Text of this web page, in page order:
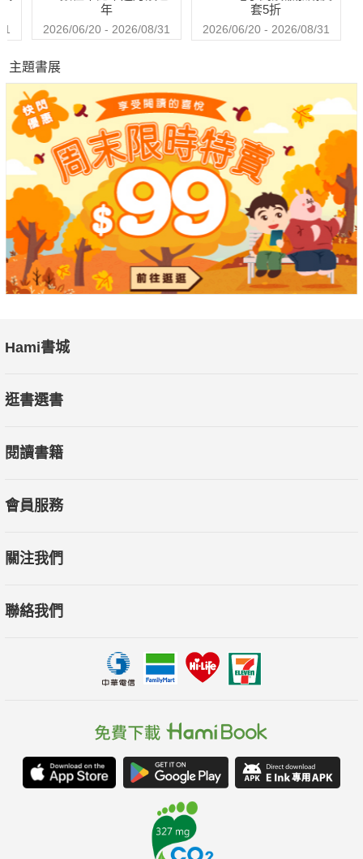
年
2026/06/20 - 2026/08/31
套5折
2026/06/20 - 2026/08/31
主題書展
Hami書城
逛書選書
閱讀書籍
會員服務
關注我們
聯絡我們